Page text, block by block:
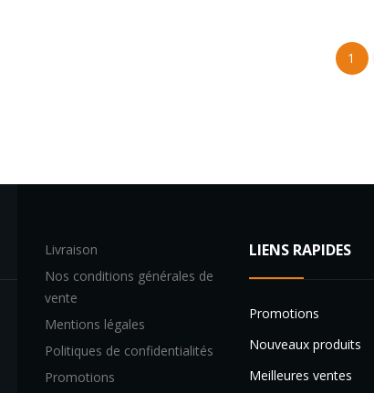
1
Livraison
Nos conditions générales de
vente
Mentions légales
Politiques de confidentialités
Promotions
LIENS RAPIDES
Promotions
Nouveaux produits
Meilleures ventes